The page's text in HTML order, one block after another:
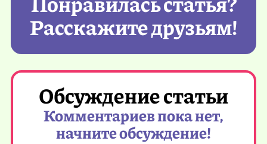
Расскажите друзьям!
Обсуждение статьи
Комментариев пока нет,
начните обсуждение!